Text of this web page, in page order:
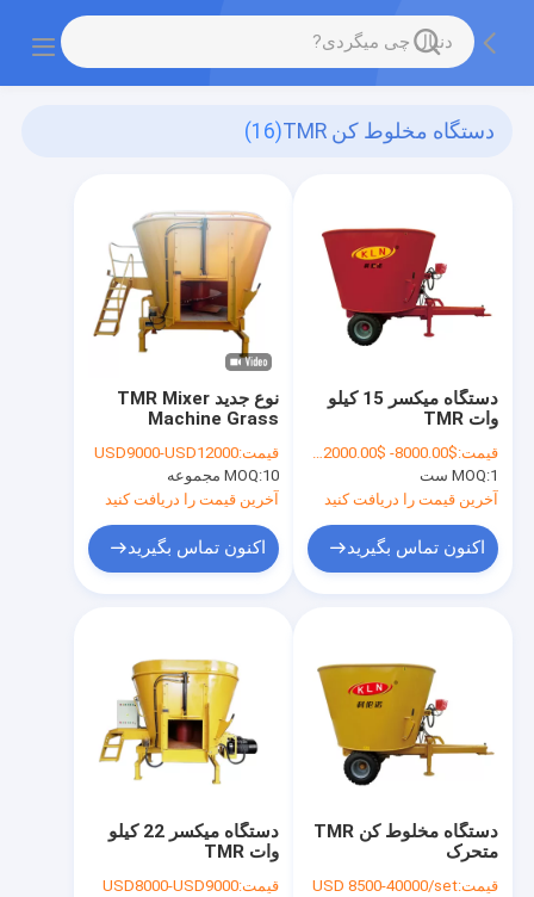
دستگاه مخلوط کن TMR (16)
نوع جدید TMR Mixer
Machine Grass
شده دانه ذرت سویا
قیمت:USD9000-USD12000
MOQ:10 مجموعه
آخرین قیمت را دریافت کنید
اکنون تماس بگیرید
دستگاه میکسر 15 کیلو
وات TMR
قیمت:$8000.00- $12000.00 piece
MOQ:1 ست
آخرین قیمت را دریافت کنید
اکنون تماس بگیرید
دستگاه میکسر 22 کیلو
وات TMR
قیمت:USD8000-USD9000
دستگاه مخلوط کن TMR
متحرک
قیمت:USD 8500-40000/set